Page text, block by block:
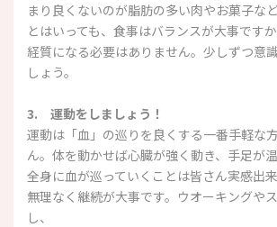
まり良くないのが脂肪の多い肉やお菓子など
とはいっても、 食事はバランスが大事です
経質になる必要はありません。少しずつ意
しょう。
3. 運動をしましょう！
運動は「血」 の巡りを良くする一番手軽な
ん。体を動かせば心臓が強く動き、手足が温
全身に血が巡っていくことは皆さん実感出来
無理なく継続が大事です。ウオーキングや
し、